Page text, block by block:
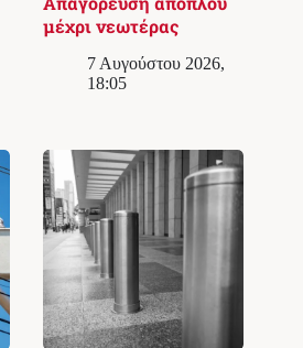
μέχρι νεωτέρας
7 Αυγούστου 2026,
18:05